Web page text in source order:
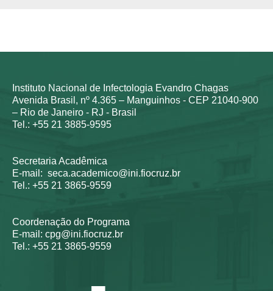
Instituto Nacional de Infectologia Evandro Chagas
Avenida Brasil, nº 4.365 – Manguinhos - CEP 21040-900
– Rio de Janeiro - RJ - Brasil
Tel.: +55 21 3885-9595
Secretaria Acadêmica
E-mail: seca.academico@ini.fiocruz.br
Tel.: +55 21 3865-9559
Coordenação do Programa
E-mail: cpg@ini.fiocruz.br
Tel.: +55 21 3865-9559